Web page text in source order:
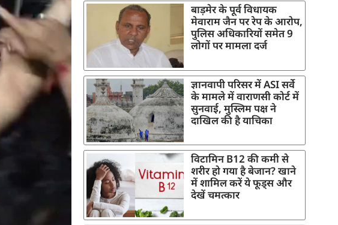
बाड़मेर के पूर्व विधायक
मेवाराम जैन पर रेप के आरोप,
पुलिस अधिकारियों समेत 9
लोगों पर मामला दर्ज
ज्ञानवापी परिसर में ASI सर्वे
के मामले में वाराणसी कोर्ट में
सुनवाई, मुस्लिम पक्ष ने
दाखिल की है याचिका
विटामिन B12 की कमी से
शरीर हो गया है बेजान? खाने
में शामिल करें ये फूड्स और
देखें चमत्कार